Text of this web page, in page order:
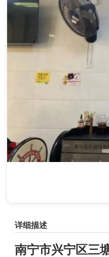
详细描述
南宁市兴宁区三